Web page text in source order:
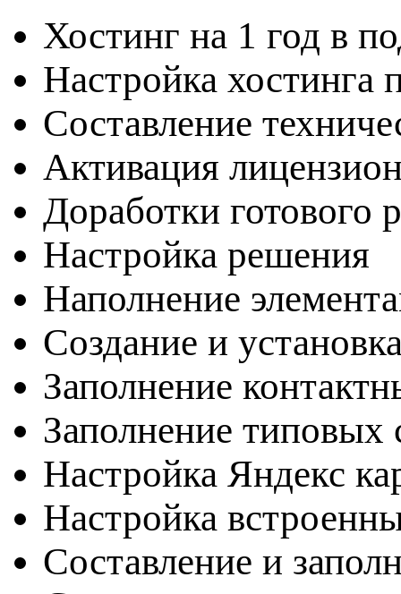
Хостинг на 1 год в
Настройка хостинга
Составление
Активация
Доработки готового
Настройка решения
Наполнение
Создание и
Заполнение
Заполнение типовых
Настройка Яндекс
Настройка
Составление и